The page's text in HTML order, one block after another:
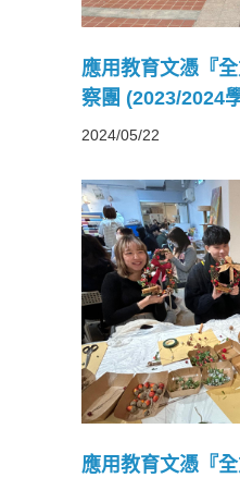
應用教育文憑『
察團 (2023/2024
2024/05/22
應用教育文憑『